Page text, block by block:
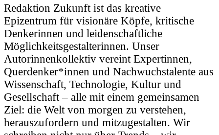
Redaktion Zukunft ist das kreative
Epizentrum für visionäre Köpfe, kritische
Denkerinnen und leidenschaftliche
Möglichkeitsgestalterinnen. Unser
Autorinnenkollektiv vereint Expertinnen,
Querdenker*innen und Nachwuchstalente aus
Wissenschaft, Technologie, Kultur und
Gesellschaft – alle mit einem gemeinsamen
Ziel: die Welt von morgen zu verstehen,
herauszufordern und mitzugestalten. Wir